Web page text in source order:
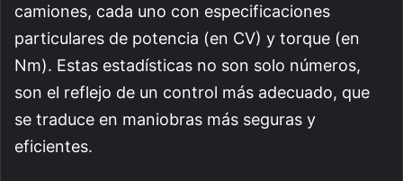
camiones, cada uno con especificaciones
particulares de potencia (en CV) y torque (en
Nm). Estas estadísticas no son solo números,
son el reflejo de un control más adecuado, que
se traduce en maniobras más seguras y
eficientes.